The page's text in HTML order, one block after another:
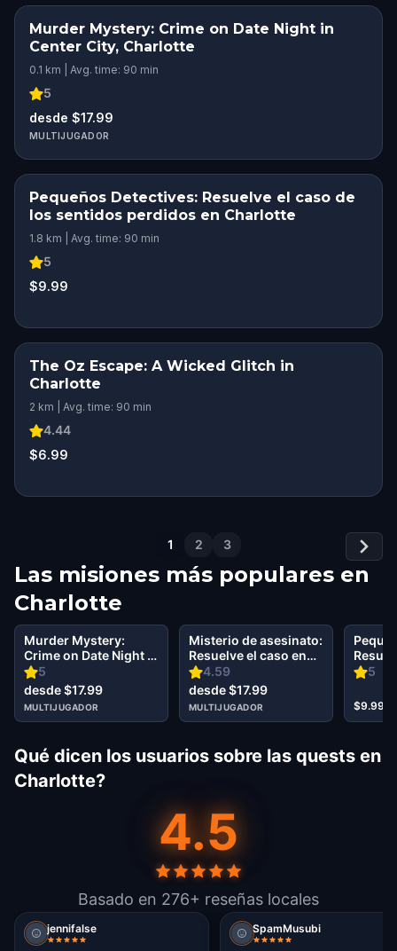
Murder Mystery: Crime on Date Night in
Center City, Charlotte
0.1 km | Avg. time: 90 min
5
desde $17.99
MULTIJUGADOR
Pequeños Detectives: Resuelve el caso de
los sentidos perdidos en Charlotte
1.8 km | Avg. time: 90 min
5
$9.99
The Oz Escape: A Wicked Glitch in
Charlotte
2 km | Avg. time: 90 min
4.44
$6.99
1 2 3
Las misiones más populares en
Charlotte
5
Murder Mystery:
Crime on Date Night in
Center City, Charlotte
desde $17.99
MULTIJUGADOR
4.59
Misterio de asesinato:
Resuelve el caso en
Charlotte
desde $17.99
MULTIJUGADOR
5
los
$9.99
Qué dicen los usuarios sobre las quests en
Charlotte?
4.5
Basado en 276+ reseñas locales
jennifalse SpamMusubi